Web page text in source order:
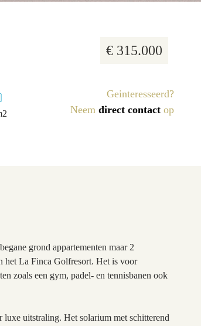
€ 315.000
Geinteresseerd?
Neem direct contact op
grond appartementen maar 2
het La Finca Golfresort. Het is voor
zoals een gym, padel- en tennisbanen ook
luxe uitstraling. Het solarium met schitterend